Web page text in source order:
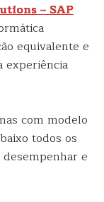
– SAP
equivalente e
experiência
com modelo
todos os
e